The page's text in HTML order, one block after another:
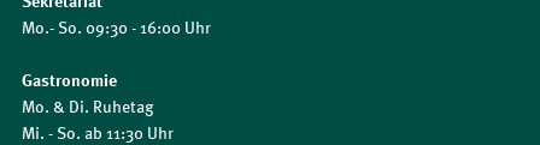
Mo.- So. 09:30 - 16:00 Uhr
Gastronomie
Mo. & Di. Ruhetag
Mi. - So. ab 11:30 Uhr